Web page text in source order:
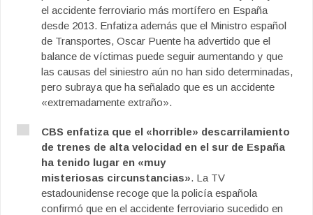
el accidente ferroviario más mortífero en España
desde 2013. Enfatiza además que el Ministro español
de Transportes, Oscar Puente ha advertido que el
balance de víctimas puede seguir aumentando y que
las causas del siniestro aún no han sido determinadas,
pero subraya que ha señalado que es un accidente
«extremadamente extraño».
CBS enfatiza que el «horrible» descarrilamiento
de trenes de alta velocidad en el sur de España
ha tenido lugar en «muy
misteriosas circunstancias». La TV
estadounidense recoge que la policía española
confirmó que en el accidente ferroviario sucedido en